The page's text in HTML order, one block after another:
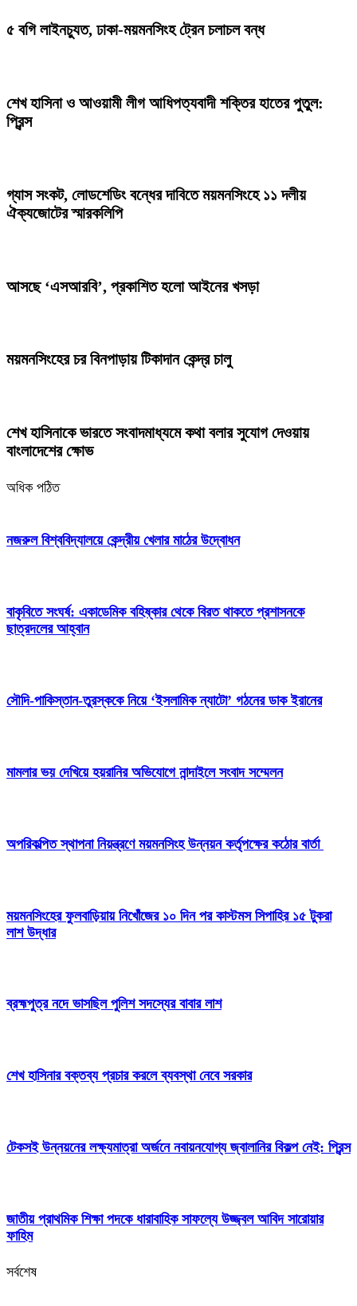
৫ বগি লাইনচ্যুত, ঢাকা-ময়মনসিংহ ট্রেন চলাচল বন্ধ
শেখ হাসিনা ও আওয়ামী লীগ আধিপত্যবাদী শক্তির হাতের পুতুল:
প্রিন্স
গ্যাস সংকট, লোডশেডিং বন্ধের দাবিতে ময়মনসিংহে ১১ দলীয়
ঐক্যজোটের স্মারকলিপি
আসছে ‘এসআরবি’, প্রকাশিত হলো আইনের খসড়া
ময়মনসিংহের চর বিনপাড়ায় টিকাদান কেন্দ্র চালু
শেখ হাসিনাকে ভারতে সংবাদমাধ্যমে কথা বলার সুযোগ দেওয়ায়
বাংলাদেশের ক্ষোভ
অধিক পঠিত
নজরুল বিশ্ববিদ্যালয়ে কেন্দ্রীয় খেলার মাঠের উদ্বোধন
বাকৃবিতে সংঘর্ষ: একাডেমিক বহিষ্কার থেকে বিরত থাকতে প্রশাসনকে
ছাত্রদলের আহ্বান
সৌদি-পাকিস্তান-তুরস্ককে নিয়ে ‘ইসলামিক ন্যাটো’ গঠনের ডাক ইরানের
মামলার ভয় দেখিয়ে হয়রানির অভিযোগে নান্দাইলে সংবাদ সম্মেলন
অপরিকল্পিত স্থাপনা নিয়ন্ত্রণে ময়মনসিংহ উন্নয়ন কর্তৃপক্ষের কঠোর বার্তা
ময়মনসিংহের ফুলবাড়িয়ায় নিখোঁজের ১০ দিন পর কাস্টমস সিপাহির ১৫ টুকরা
লাশ উদ্ধার
ব্রহ্মপুত্র নদে ভাসছিল পুলিশ সদস্যের বাবার লাশ
শেখ হাসিনার বক্তব্য প্রচার করলে ব্যবস্থা নেবে সরকার
টেকসই উন্নয়নের লক্ষ্যমাত্রা অর্জনে নবায়নযোগ্য জ্বালানির বিকল্প নেই: প্রিন্স
জাতীয় প্রাথমিক শিক্ষা পদকে ধারাবাহিক সাফল্যে উজ্জ্বল আবিদ সারোয়ার
ফাহিম
সর্বশেষ